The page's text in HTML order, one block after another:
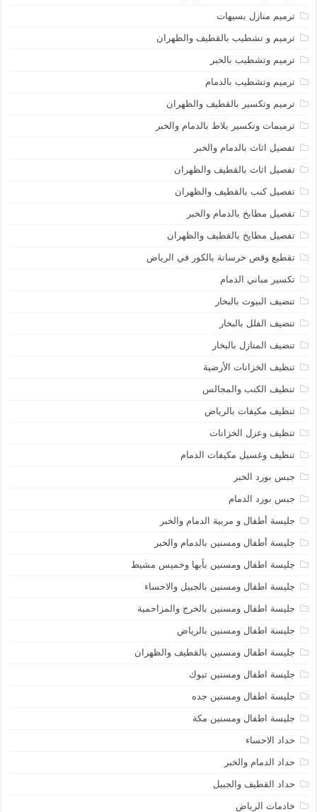
ترميم منازل بسيهات
ترميم و تشطيب بالقطيف والظهران
ترميم وتشطيب بالخبر
ترميم وتشطيب بالدمام
ترميم وتكسير بالقطيف والظهران
ترميمات وتكسير بلاط بالدمام والخبر
تفصيل اثاث بالدمام والخبر
تفصيل اثاث بالقطيف والظهران
تفصيل كنب بالقطيف والظهران
تفصيل مطابخ بالدمام والخبر
تفصيل مطايخ بالقطيف والظهران
تقطيع وقص خرسانة بالكور في الرياض
تكسير مباني الدمام
تنضيف البيوت بالبخار
تنضيف الفلل بالبخار
تنضيف المنازل بالبخار
تنظيف الخزانات الأرضية
تنظيف الكنب والمجالس
تنظيف مكيفات بالرياض
تنظيف وعزل الخزانات
تنظيف وغسيل مكيفات الدمام
جبس بورد الخبر
جبس بورد الدمام
جليسة أطفال و مربية الدمام والخبر
جليسة أطفال ومسنين بالدمام والخبر
جليسة اطفال ومسنين بأبها وخميس مشيط
جليسة اطفال ومسنين بالجبيل والاحساء
جليسة اطفال ومسنين بالخرج والمزاحمية
جليسة اطفال ومسنين بالرياض
جليسة اطفال ومسنين بالقطيف والظهران
جليسة اطفال ومسنين تبوك
جليسة اطفال ومسنين جده
جليسة اطفال ومسنين مكة
حداد الاحساء
حداد الدمام والخبر
حداد القطيف والجبيل
خادمات الرياض